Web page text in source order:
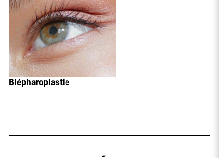
Blépharoplastie